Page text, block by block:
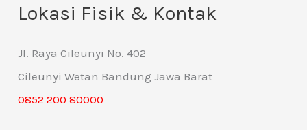
Lokasi Fisik & Kontak
Jl. Raya Cileunyi No. 402
Cileunyi Wetan Bandung Jawa Barat
0852 200 80000